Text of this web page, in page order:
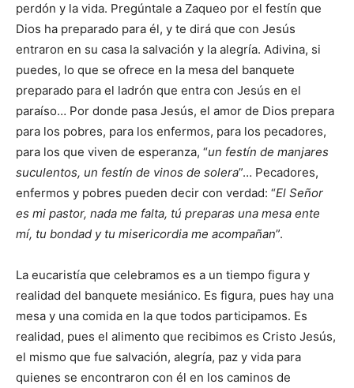
perdón y la vida. Pregúntale a Zaqueo por el festín que
Dios ha preparado para él, y te dirá que con Jesús
entraron en su casa la salvación y la alegría. Adivina, si
puedes, lo que se ofrece en la mesa del banquete
preparado para el ladrón que entra con Jesús en el
paraíso… Por donde pasa Jesús, el amor de Dios prepara
para los pobres, para los enfermos, para los pecadores,
para los que viven de esperanza, “un festín de manjares
suculentos, un festín de vinos de solera”… Pecadores,
enfermos y pobres pueden decir con verdad: “El Señor
es mi pastor, nada me falta, tú preparas una mesa ente
mí, tu bondad y tu misericordia me acompañan”.
La eucaristía que celebramos es a un tiempo figura y
realidad del banquete mesiánico. Es figura, pues hay una
mesa y una comida en la que todos participamos. Es
realidad, pues el alimento que recibimos es Cristo Jesús,
el mismo que fue salvación, alegría, paz y vida para
quienes se encontraron con él en los caminos de